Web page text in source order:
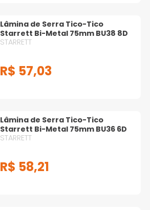
Lâmina de Serra Tico-Tico
Starrett Bi-Metal 75mm BU38 8D
STARRETT
R$ 57,03
Lâmina de Serra Tico-Tico
Starrett Bi-Metal 75mm BU36 6D
STARRETT
R$ 58,21